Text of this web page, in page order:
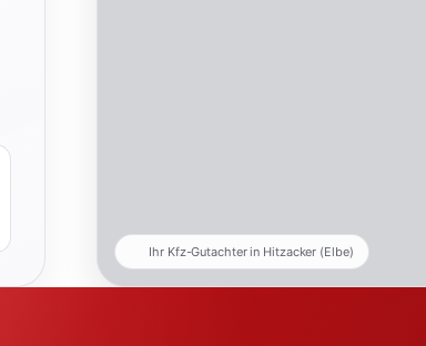
Ihr Kfz-Gutachter in Hitzacker (Elbe)